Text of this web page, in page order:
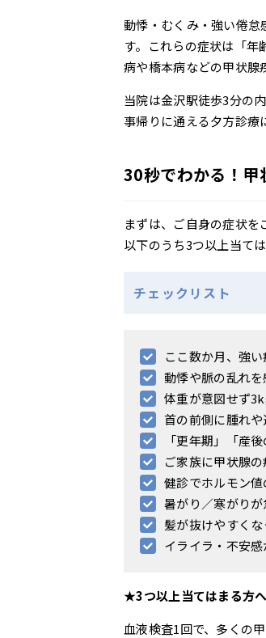
動悸・むくみ・強い倦怠
す。これらの症状は「
病や橋本病などの甲状腺
当院は金沢駅徒歩3分の
事帰りに通える夕方診療
30秒でわかる！甲
まずは、ご自身の症状を
以下のうち3つ以上当て
チェックリスト
ここ数か月、強
動悸や脈の乱れを
体重が意図せず
首の前側に腫れ
「更年期」「産
ご家族に甲状腺
健診でホルモン
暑がり／寒がり
髪が抜けやすく
イライラ・不安
★3つ以上当てはまる方へ
血液検査1回で、多くの